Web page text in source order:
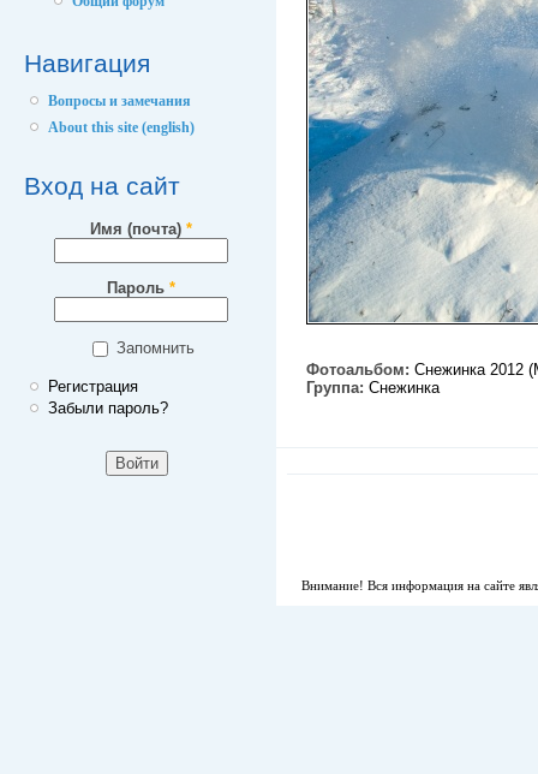
Навигация
Вопросы и замечания
About this site (english)
Вход на сайт
Имя (почта) *
Пароль *
Запомнить
Регистрация
Забыли пароль?
Фотоальбом: Снежинка 2012
Группа: Снежинка
Внимание! Вся информация на сайте